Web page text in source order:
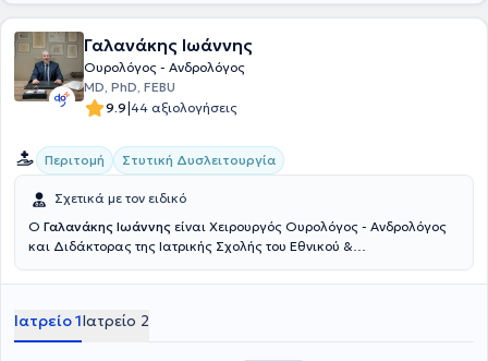
Γαλανάκης Ιωάννης
Ουρολόγος - Ανδρολόγος
MD, PhD, FEBU
9.9|44 αξιολογήσεις
Περιτομή Στυτική Δυσλειτουργία
Σχετικά με τον ειδικό
Ο Γαλανάκης Ιωάννης είναι Χειρουργός Ουρολόγος - Ανδρολόγος
και Διδάκτορας της Ιατρικής Σχολής του Εθνικού &
Αμπελόκηπους και στη Νίκαια. Ολοκλήρωσε τις βασικές του
Θεσσαλονίκης. Ως στρατιωτικός ιατρός αποφοίτησε παράλληλα
και από τη Στρατιωτική Σχολή Αξιωματικών Σωμάτων,
Ιατρείο 1Ιατρείο 2